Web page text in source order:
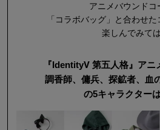
アニメバウンドコ
「コラボバッグ」と合わせた
楽しんでみて
『IdentityⅤ 第五人格』アニ
調香師、傭兵、探鉱者、血
の5キャラクター